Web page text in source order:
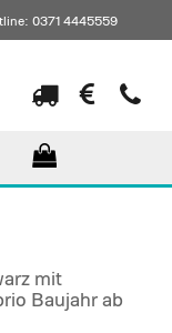
0371 4445559
mit
Baujahr ab